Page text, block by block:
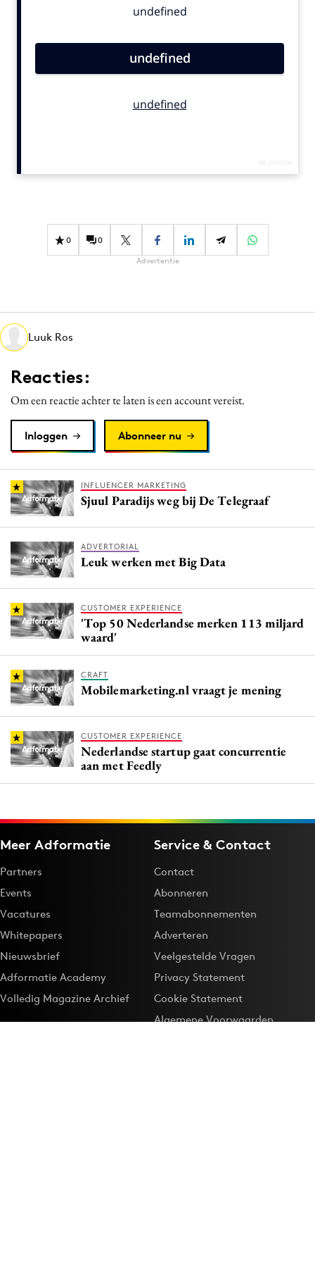
Contentmarketing
Effectiviteit
Gedragsverandering
Martech
Media
Merkstrategie
PR
Programmatic
Reputatie & crisis
0 0
Advertentie
Luuk Ros
Reacties:
Om een reactie achter te laten is een account vereist.
Inloggen Abonneer nu
INFLUENCER MARKETING
Sjuul Paradijs weg bij De Telegraaf
ADVERTORIAL
Leuk werken met Big Data
CUSTOMER EXPERIENCE
'Top 50 Nederlandse merken 113 miljard
waard'
CRAFT
Mobilemarketing.nl vraagt je mening
CUSTOMER EXPERIENCE
Nederlandse startup gaat concurrentie
aan met Feedly
Meer Adformatie
Partners
Events
Vacatures
Whitepapers
Nieuwsbrief
Adformatie Academy
Volledig Magazine Archief
Service & Contact
Contact
Abonneren
Teamabonnementen
Adverteren
Veelgestelde Vragen
Privacy Statement
Cookie Statement
Algemene Voorwaarden